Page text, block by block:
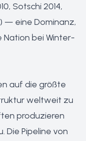
Sotschi 2014,
— eine Dominanz,
Nation bei Winter-
auf die größte
weltweit zu
produzieren
Die Pipeline von